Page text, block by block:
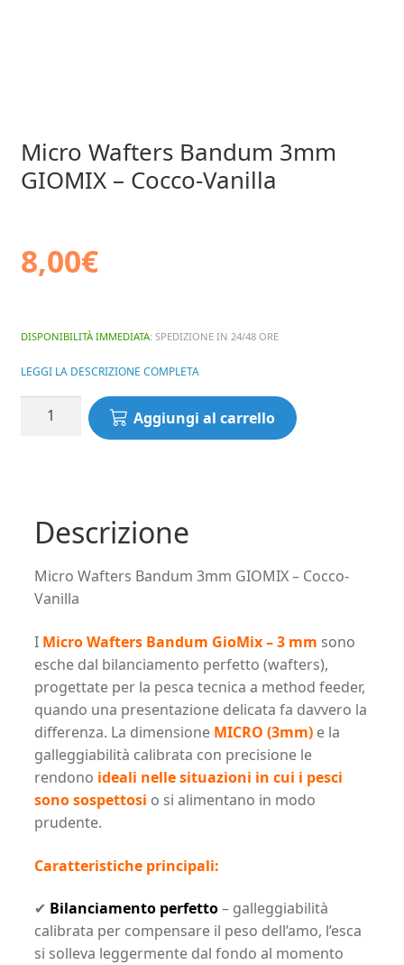
Micro Wafters Bandum 3mm
GIOMIX – Cocco-Vanilla
8,00€
DISPONIBILITÀ IMMEDIATA: SPEDIZIONE IN 24/48 ORE
LEGGI LA DESCRIZIONE COMPLETA
Micro
Cocco-
quantità
Aggiungi al carrello
Descrizione
Micro Wafters Bandum 3mm GIOMIX – Cocco-
Vanilla
I Micro Wafters Bandum GioMix – 3 mm sono
esche dal bilanciamento perfetto (wafters),
progettate per la pesca tecnica a method feeder,
quando una presentazione delicata fa davvero la
differenza. La dimensione MICRO (3mm)e la
galleggiabilità calibrata con precisione le
rendono ideali nelle situazioni in cui i pesci
sono sospettosi o si alimentano in modo
prudente.
Caratteristiche principali:
✔ Bilanciamento perfetto– galleggiabilità
calibrata per compensare il peso dell’amo, l’esca
si solleva leggermente dal fondo al momento